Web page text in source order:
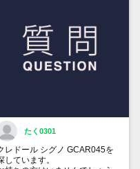
たく0301
レドール シグノ GCAR045を
しています。